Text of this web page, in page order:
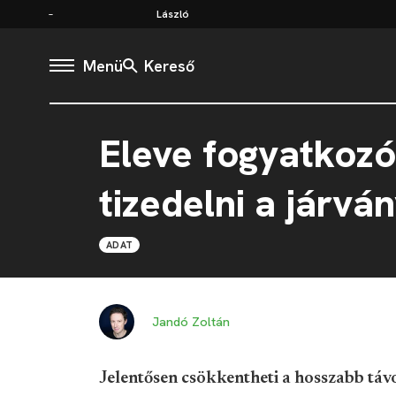
László
Menü Kereső
Eleve
tizedelni a
ADAT
Jandó Zoltán
Jelentősen csökkentheti a hosszabb